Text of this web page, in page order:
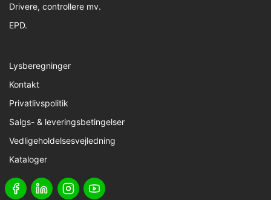
Drivere, controllere mv.
EPD.
Lysberegninger
Kontakt
Privatlivspolitik
Salgs- & leveringsbetingelser
Vedligeholdelsesvejledning
Kataloger